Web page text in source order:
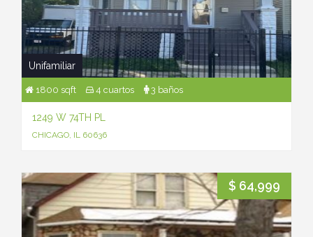
Unifamiliar
1800 sqft 4 cuartos 3 baños
1249 W 74TH PL
CHICAGO, IL 60636
$ 64,999